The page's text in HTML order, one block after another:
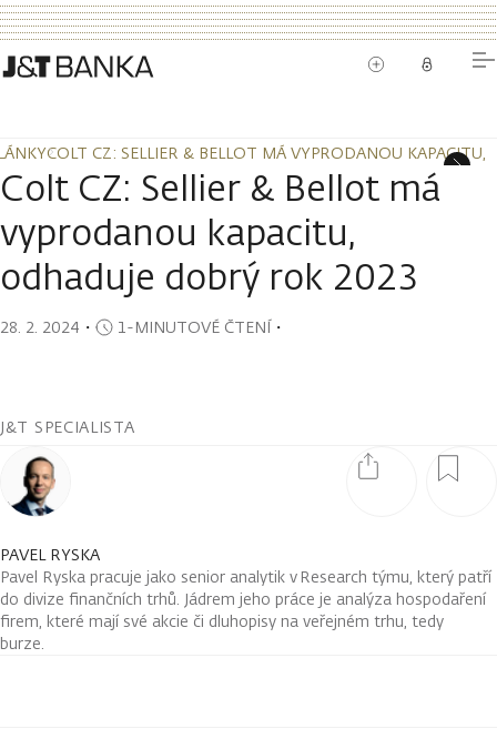
COLT CZ: SELLIER & BELLOT MÁ VYPRODANOU
COLT CZ: SELLIER & BELLOT MÁ VYPRODANOU
Colt CZ: Sellier & Bellot má
vyprodanou kapacitu,
odhaduje dobrý rok 2023
28. 2. 2024 ・ 1-MINUTOVÉ ČTENÍ・
J&T SPECIALISTA
PAVEL RYSKA
Pavel Ryska pracuje jako senior analytik v Research týmu, který patří
do divize finančních trhů. Jádrem jeho práce je analýza hospodaření
firem, které mají své akcie či dluhopisy na veřejném trhu, tedy
burze.